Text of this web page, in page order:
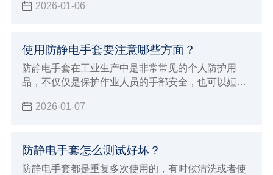
何解决无尘布掉纤维的问题？要想解决无尘布掉纤维
题。
2026-01-06
使用防静电手套要注意哪些方面？
防静电手套在工业生产中是非常常见的个人防护用
品，不仅仅是保护作业人员的手部安全，也可以姮好
程中也有一些事项，下面小辉就来学习的给大家介绍
2026-01-07
防静电手套怎么测试好坏？
防静电手套都是重复多次使用的，有时候清洗或者使